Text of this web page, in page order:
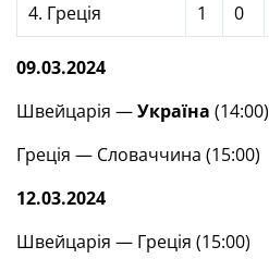
4. Греція
1 0
09.03.2024
Швейцарія —Україна (14:00)
Греція — Словаччина (15:00)
12.03.2024
Швейцарія — Греція (15:00)